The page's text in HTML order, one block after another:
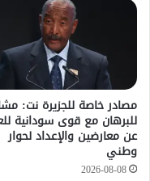
مصادر خاصة للجزيرة نت:
للبرهان مع قوى سودانية
عن معارضين والإعداد لحوار
وطني
2026-08-08